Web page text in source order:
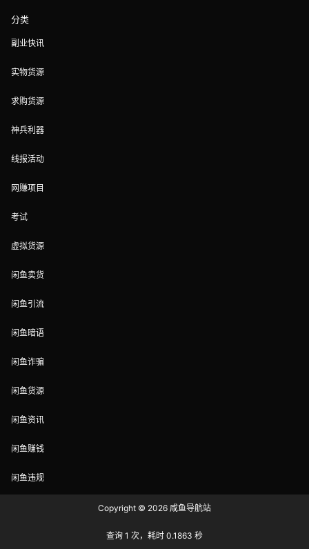
分类
副业快讯
实物货源
求购货源
神兵利器
线报活动
网赚项目
考试
虚拟货源
闲鱼卖货
闲鱼引流
闲鱼暗语
闲鱼诈骗
闲鱼货源
闲鱼资讯
闲鱼赚钱
闲鱼违规
Copyright © 2026 咸鱼导航站
查询 1 次，耗时 0.1863 秒